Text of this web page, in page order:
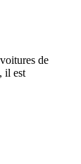
de
il est